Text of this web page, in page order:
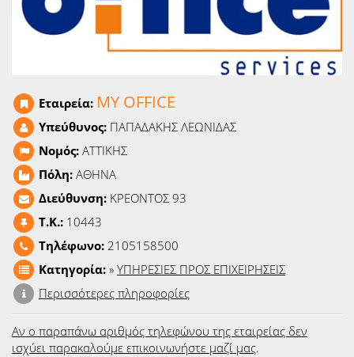
Βιβλία
Ραδιόφωνο
Ταινίες
Εταιρεία: MY OFFICE
Υπεύθυνος: ΠΑΠΑΔΑΚΗΣ ΛΕΩΝΙΔΑΣ
Νομός: ΑΤΤΙΚΗΣ
Πόλη: ΑΘΗΝΑ
Διεύθυνση: ΚΡΕΟΝΤΟΣ 93
T.K.: 10443
Τηλέφωνο: 2105158500
Κατηγορία: » ΥΠΗΡΕΣΙΕΣ ΠΡΟΣ ΕΠΙΧΕΙΡΗΣΕΙΣ
Περισσότερες πληροφορίες
Αν ο παραπάνω αριθμός τηλεφώνου της εταιρείας δεν
ισχύει παρακαλούμε επικοινωνήστε μαζί μας.